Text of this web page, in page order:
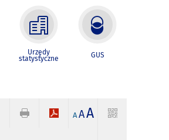
Urzędy
statystyczne GUS
A AA